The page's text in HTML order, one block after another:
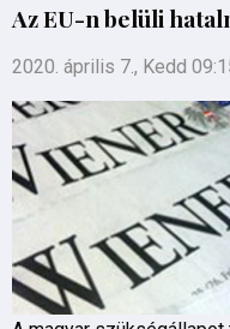
Az EU-n belüli
2020. április 7., Kedd